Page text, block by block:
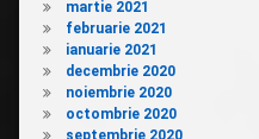
martie 2021
februarie 2021
ianuarie 2021
decembrie 2020
noiembrie 2020
octombrie 2020